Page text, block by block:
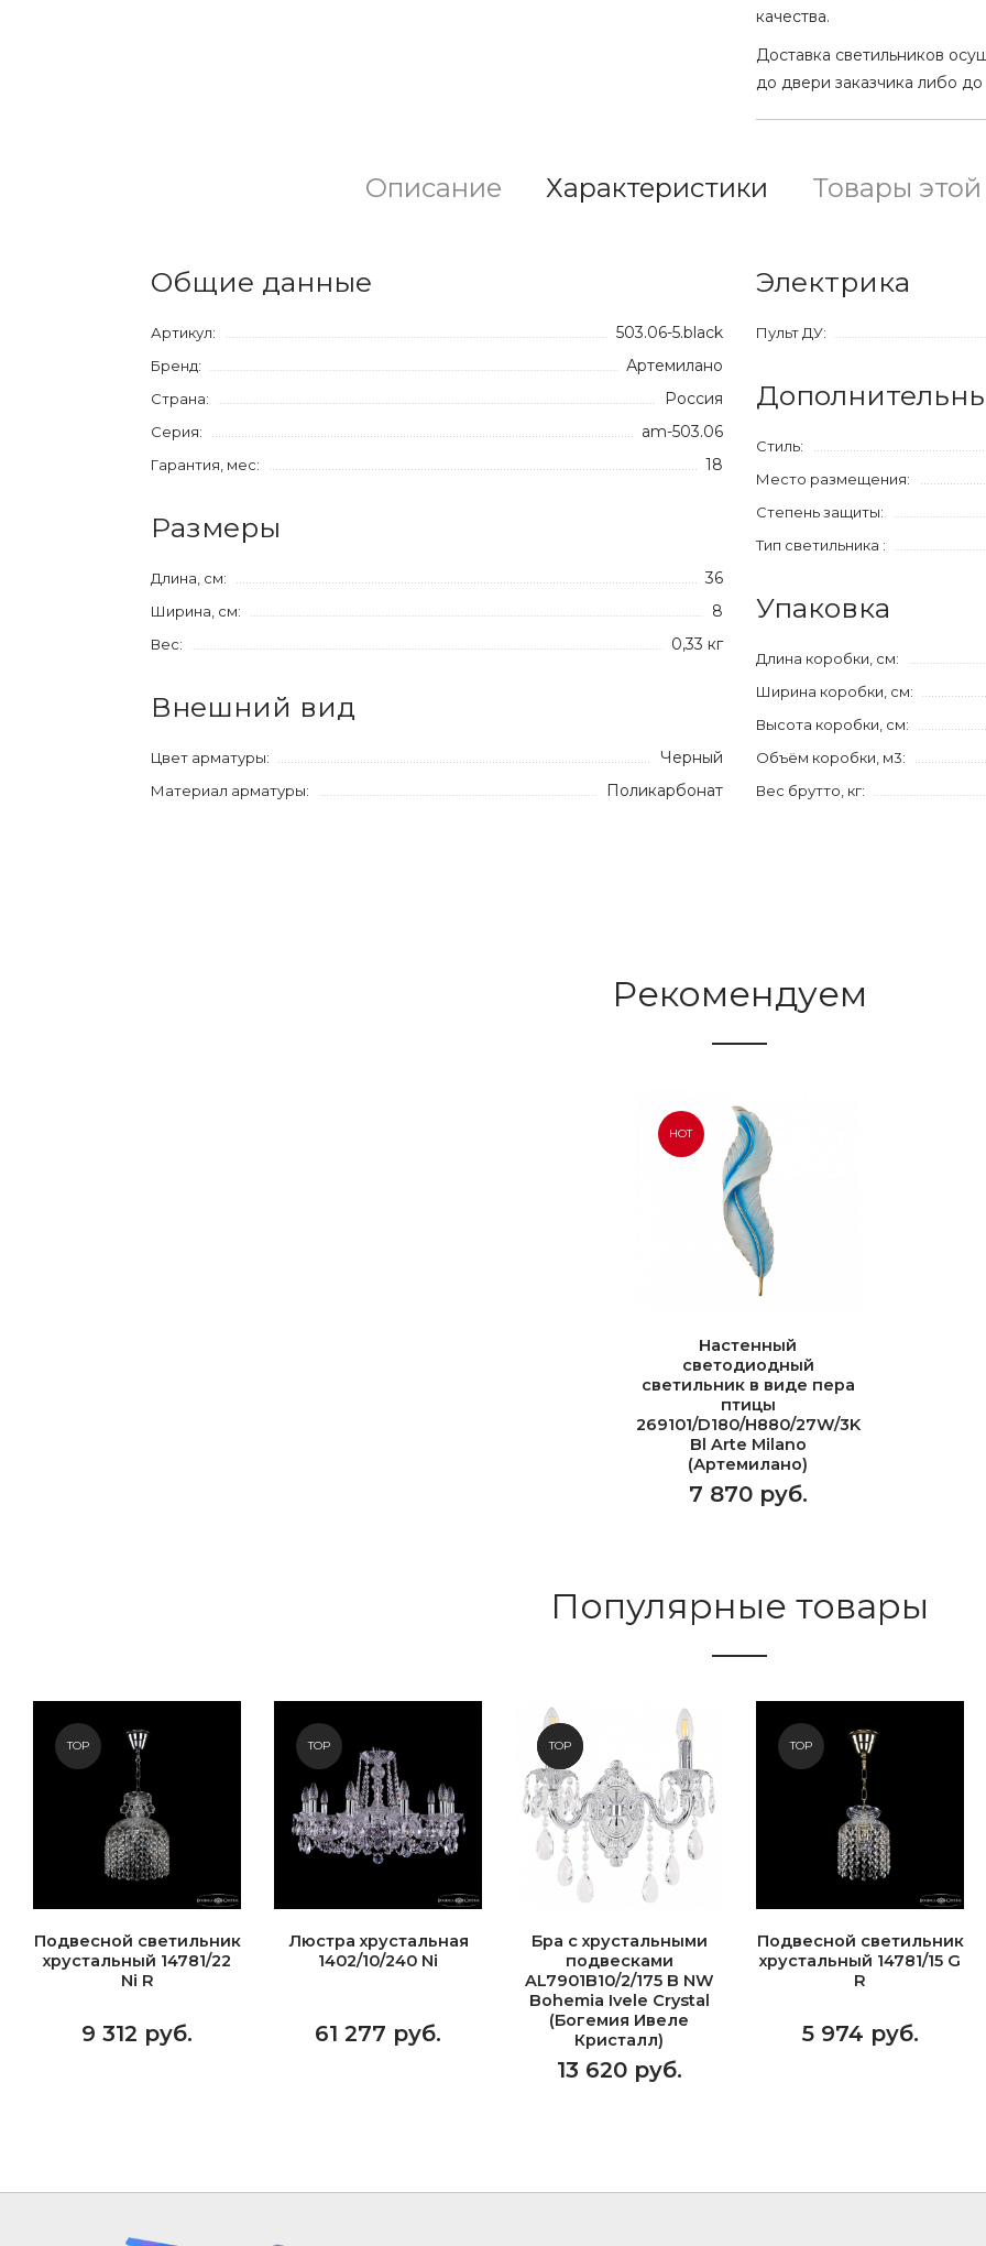
качества.
Доставка светильников
до двери заказчика либо
Описание Характеристики Товары
Общие данные
Артикул: 503.06-5.black
Бренд: Артемилано
Страна: Россия
Серия: am-503.06
Гарантия, мес: 18
Размеры
Длина, см: 36
Ширина, см: 8
Вес: 0,33 кг
Внешний вид
Цвет арматуры: Черный
Материал арматуры: Поликарбонат
Электрика
Пульт ДУ:
Стиль:
Место размещения:
Степень защиты:
Тип светильника :
Упаковка
Длина коробки, см:
Ширина коробки, см:
Высота коробки, см:
Объём коробки, м3:
Вес брутто, кг:
Рекомендуем
HOT
Настенный
светодиодный
светильник в виде пера
птицы
269101/D180/H880/27W/3K
Bl Arte Milano
(Артемилано)
7 870 руб.
Популярные товары
TOP
Подвесной светильник
хрустальный 14781/22
Ni R
9 312 руб.
TOP
Люстра хрустальная
1402/10/240 Ni
61 277 руб.
NEW
TOP
Бра с хрустальными
подвесками
AL7901B10/2/175 B NW
Bohemia Ivele Crystal
(Богемия Ивеле
Кристалл)
13 620 руб.
TOP
Подвесной светильник
хрустальный 14781/15 G
R
5 974 руб.